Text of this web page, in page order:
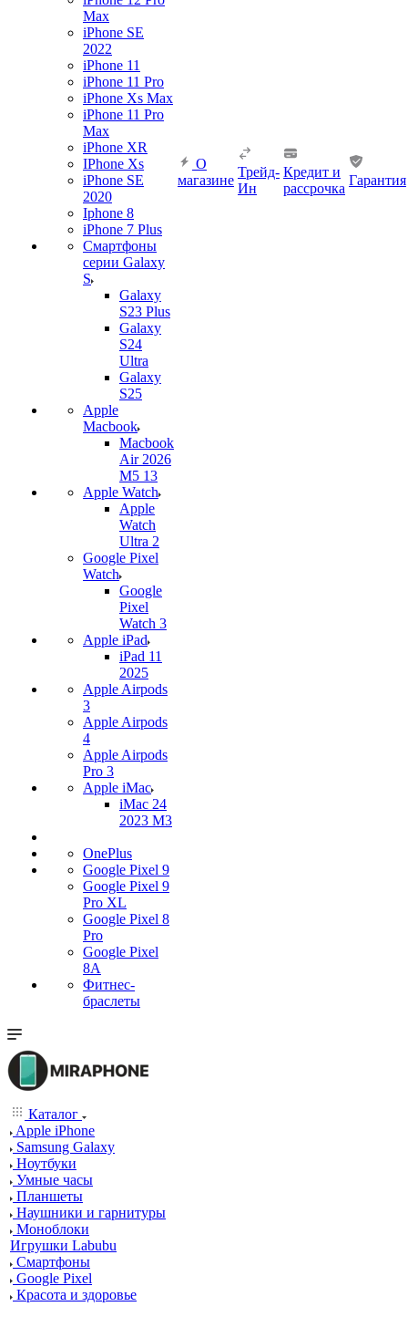
Max
iPhone SE
2022
iPhone 11
iPhone 11 Pro
iPhone Xs Max
iPhone 11 Pro
Max
iPhone XR
IPhone Xs
iPhone SE
2020
Iphone 8
iPhone 7 Plus
Смартфоны
серии Galaxy
S
Galaxy
S23 Plus
Galaxy
S24
Ultra
Galaxy
S25
Apple
Macbook
Macbook
Air 2026
M5 13
Apple Watch
Apple
Watch
Ultra 2
Google Pixel
Watch
Google
Pixel
Watch 3
Apple iPad
iPad 11
2025
Apple Airpods
3
Apple Airpods
4
Apple Airpods
Pro 3
Apple iMac
iMac 24
2023 M3
OnePlus
Google Pixel 9
Google Pixel 9
Pro XL
Google Pixel 8
Pro
Google Pixel
8A
Фитнес-
браслеты
О
магазине
Трейд-
Ин
Кредит и
рассрочка
Гарантия
Каталог
Apple iPhone
Samsung Galaxy
Ноутбуки
Умные часы
Планшеты
Наушники и гарнитуры
Моноблоки
Игрушки Labubu
Смартфоны
Google Pixel
Красота и здоровье